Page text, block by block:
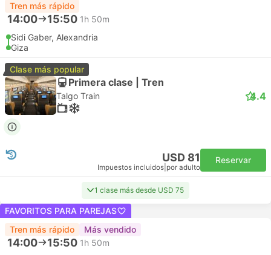
Tren más rápido
14:00 15:50 1h 50m
Sidi Gaber, Alexandria
Giza
Clase más popular
Primera clase | Tren
Talgo Train 4.4
USD 81
Impuestos incluidos por adulto
Reservar
1 clase más desde USD 75
FAVORITOS PARA PAREJAS
Tren más rápido
Más vendido
14:00 15:50 1h 50m